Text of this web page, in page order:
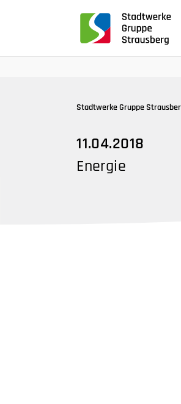
Navigation
Tabulatorentaste:Stadtwerke Gruppe
11.04.2018
Energie